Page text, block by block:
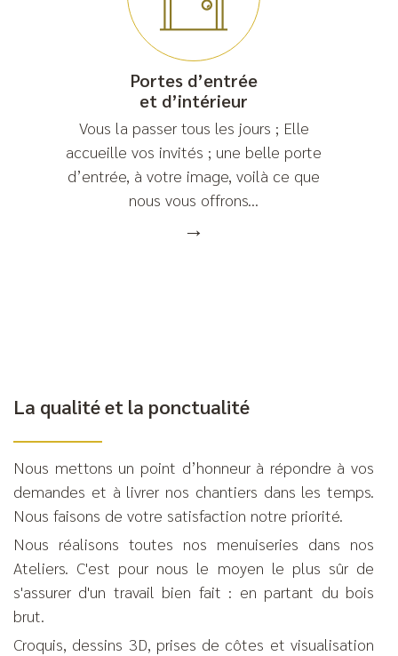
Portes d’entrée
et d’intérieur
Vous la passer tous les jours ; Elle
accueille vos invités ; une belle porte
d’entrée, à votre image, voilà ce que
nous vous offrons...
→
La qualité et la ponctualité
Nous mettons un point d’honneur à répondre à vos
demandes et à livrer nos chantiers dans les temps.
Nous faisons de votre satisfaction notre priorité.
Nous réalisons toutes nos menuiseries dans nos
Ateliers. C'est pour nous le moyen le plus sûr de
s'assurer d'un travail bien fait : en partant du bois
brut.
Croquis, dessins 3D, prises de côtes et visualisation